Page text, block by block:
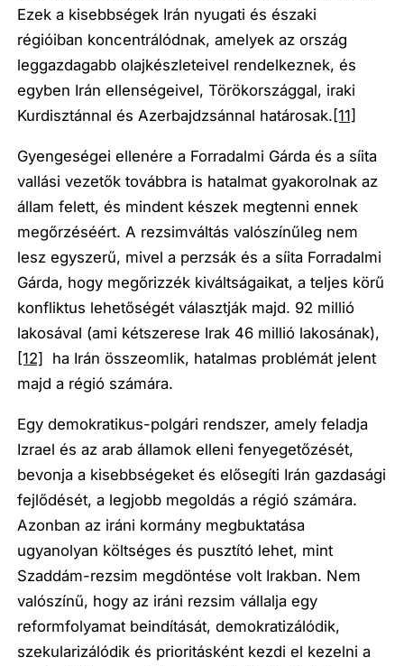
Ezek a kisebbségek Irán nyugati és északi
régióiban koncentrálódnak, amelyek az ország
leggazdagabb olajkészleteivel rendelkeznek, és
egyben Irán ellenségeivel, Törökországgal, iraki
Kurdisztánnal és Azerbajdzsánnal határosak. [11]
Gyengeségei ellenére a Forradalmi Gárda és a síita
vallási vezetők továbbra is hatalmat gyakorolnak az
állam felett, és mindent készek megtenni ennek
megőrzéséért. A rezsimváltás valószínűleg nem
lesz egyszerű, mivel a perzsák és a síita Forradalmi
Gárda, hogy megőrizzék kiváltságaikat, a teljes körű
konfliktus lehetőségét választják majd. 92 millió
lakosával (ami kétszerese Irak 46 millió lakosának),
[12] ha Irán összeomlik, hatalmas problémát jelent
majd a régió számára.
Egy demokratikus-polgári rendszer, amely feladja
Izrael és az arab államok elleni fenyegetőzését,
bevonja a kisebbségeket és elősegíti Irán gazdasági
fejlődését, a legjobb megoldás a régió számára.
Azonban az iráni kormány megbuktatása
ugyanolyan költséges és pusztító lehet, mint
Szaddám-rezsim megdöntése volt Irakban. Nem
valószínű, hogy az iráni rezsim vállalja egy
reformfolyamat beindítását, demokratizálódik,
szekularizálódik és prioritásként kezdi el kezelni a